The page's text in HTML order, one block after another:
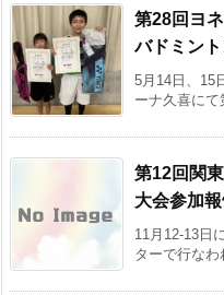
第28回ヨ
バドミン
5月14日、15
ーナ久喜にて
第12回関
大会参加
11月12-13日
ターで行なわ